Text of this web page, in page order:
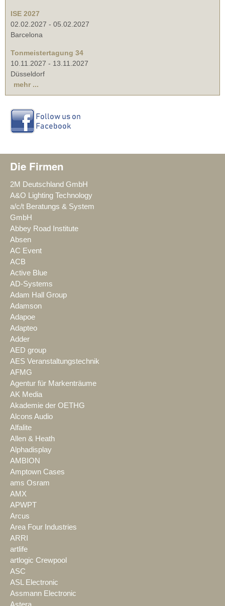
ISE 2027
02.02.2027 - 05.02.2027
Barcelona
Tonmeistertagung 34
10.11.2027 - 13.11.2027
Düsseldorf
mehr ...
Die Firmen
2M Deutschland GmbH
A&O Lighting Technology
a/c/t Beratungs & System
GmbH
Abbey Road Institute
Absen
AC Event
ACB
Active Blue
AD-Systems
Adam Hall Group
Adamson
Adapoe
Adapteo
Adder
AED group
AES Veranstaltungstechnik
AFMG
Agentur für Markenträume
AK Media
Akademie der OETHG
Alcons Audio
Alfalite
Allen & Heath
Alphadisplay
AMBION
Amptown Cases
ams Osram
AMX
APWPT
Arcus
Area Four Industries
ARRI
artlife
artlogic Crewpool
ASC
ASL Electronic
Assmann Electronic